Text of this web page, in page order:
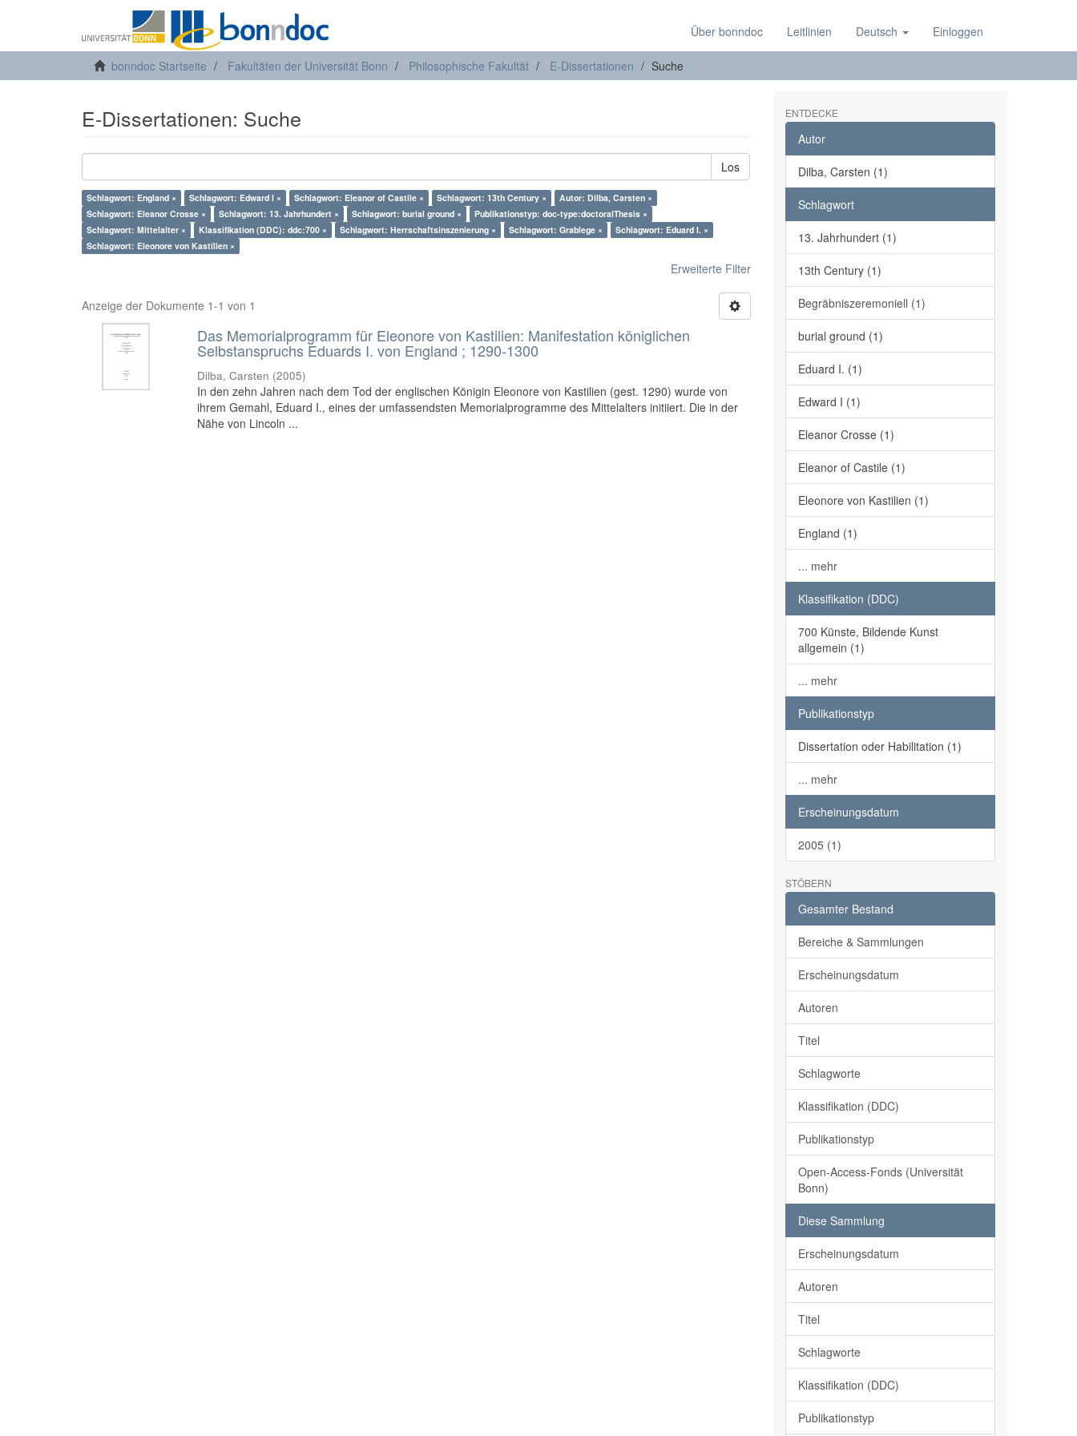
Über bonndoc Leitlinien Deutsch Einloggen
bonndoc Startseite Fakultäten der Universität Bonn Philosophische Fakultät E-Dissertationen Suche
E-Dissertationen: Suche
Los
Schlagwort: England × Schlagwort: Edward I × Schlagwort: Eleanor of Castile × Schlagwort: 13th Century ×
Autor: Dilba, Carsten ×
Schlagwort: Eleanor Crosse ×
Schlagwort: 13. Jahrhundert × Schlagwort: burial ground ×
Publikationstyp: doc-type:doctoralThesis ×
Schlagwort: Mittelalter ×
Klassifikation (DDC): ddc:700 × Schlagwort: Herrschaftsinszenierung × Schlagwort: Grablege ×
Schlagwort: Eduard I. ×
Schlagwort: Eleonore von Kastilien ×
Erweiterte Filter
Anzeige der Dokumente 1-1 von 1
Das Memorialprogramm für Eleonore von Kastilien: Manifestation königlichen
Selbstanspruchs Eduards I. von England ; 1290-1300
Dilba, Carsten (2005)
In den zehn Jahren nach dem Tod der englischen Königin Eleonore von Kastilien (gest. 1290) wurde von
ihrem Gemahl, Eduard I., eines der umfassendsten Memorialprogramme des Mittelalters initiiert. Die in der
Nähe von Lincoln ...
ENTDECKE
Autor
Dilba, Carsten (1)
Schlagwort
13. Jahrhundert (1)
13th Century (1)
Begräbniszeremoniell (1)
burial ground (1)
Eduard I. (1)
Edward I (1)
Eleanor Crosse (1)
Eleanor of Castile (1)
Eleonore von Kastilien (1)
England (1)
... mehr
Klassifikation (DDC)
700 Künste, Bildende Kunst
allgemein (1)
... mehr
Publikationstyp
Dissertation oder Habilitation (1)
... mehr
Erscheinungsdatum
2005 (1)
STÖBERN
Gesamter Bestand
Bereiche & Sammlungen
Erscheinungsdatum
Autoren
Titel
Schlagworte
Klassifikation (DDC)
Publikationstyp
Open-Access-Fonds (Universität
Bonn)
Diese Sammlung
Erscheinungsdatum
Autoren
Titel
Schlagworte
Klassifikation (DDC)
Publikationstyp